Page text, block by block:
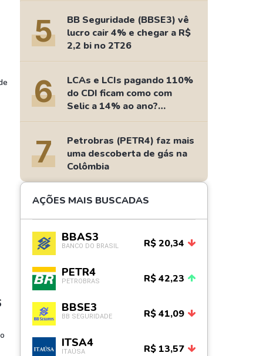
5
BB Seguridade (BBSE3) vê
lucro cair 4% e chegar a R$
2,2 bi no 2T26
6
LCAs e LCIs pagando 110%
do CDI ficam como com
Selic a 14% ao ano?
Fizemos as contas
7
Petrobras (PETR4) faz mais
uma descoberta de gás na
Colômbia
AÇÕES MAIS BUSCADAS
BBAS3
BANCO DO BRASIL R$ 20,34
PETR4
PETROBRAS R$ 42,23
BBSE3
BB SEGURIDADE R$ 41,09
ITSA4
ITAÚSA R$ 13,57